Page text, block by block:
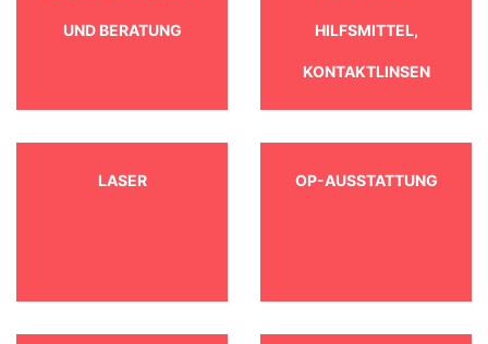
UND BERATUNG HILFSMITTEL,
KONTAKTLINSEN
LASER OP-AUSSTATTUNG